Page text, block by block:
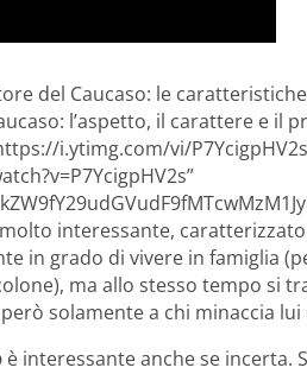
del Caucaso: le
l’aspetto, il carattere e il
i.ytimg.com/vi/
interessante,
in grado di vivere in famiglia
ma allo stesso tempo si
solamente a chi minaccia lui
è interessante anche se incerta.